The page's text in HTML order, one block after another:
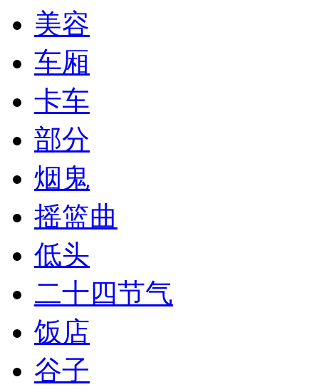
美容
车厢
卡车
部分
烟鬼
摇篮曲
低头
二十四节气
饭店
谷子